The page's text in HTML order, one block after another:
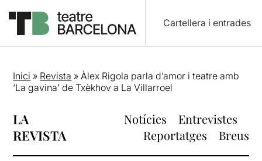
Cartellera i entrades
Inici » Revista »Àlex Rigola parla d’amor i teatre amb
‘La gavina’ de Txèkhov a La Villarroel
LA
REVISTA
Notícies
Entrevistes
Reportatges
Breus